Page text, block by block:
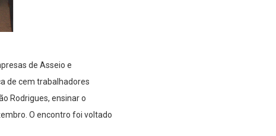
de Asseio e
de cem trabalhadores
Rodrigues, ensinar o
O encontro foi voltado